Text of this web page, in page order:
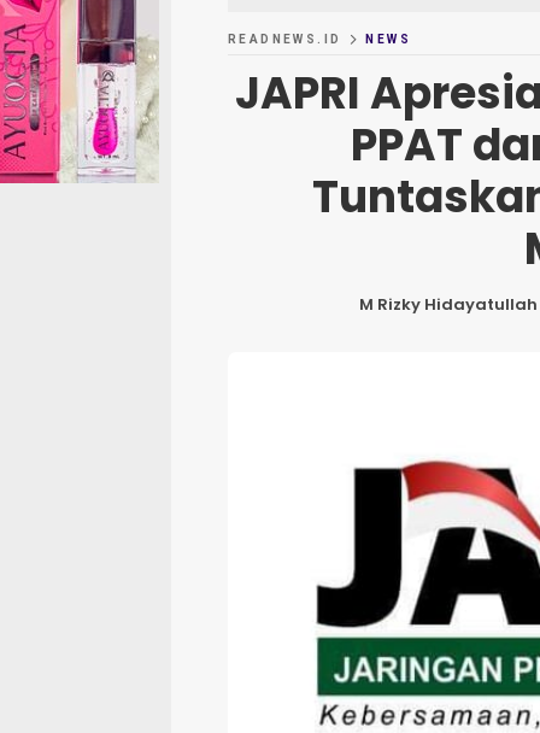
READNEWS.ID NEWS
JAPRI
PPAT
M Rizky Hidayatullah